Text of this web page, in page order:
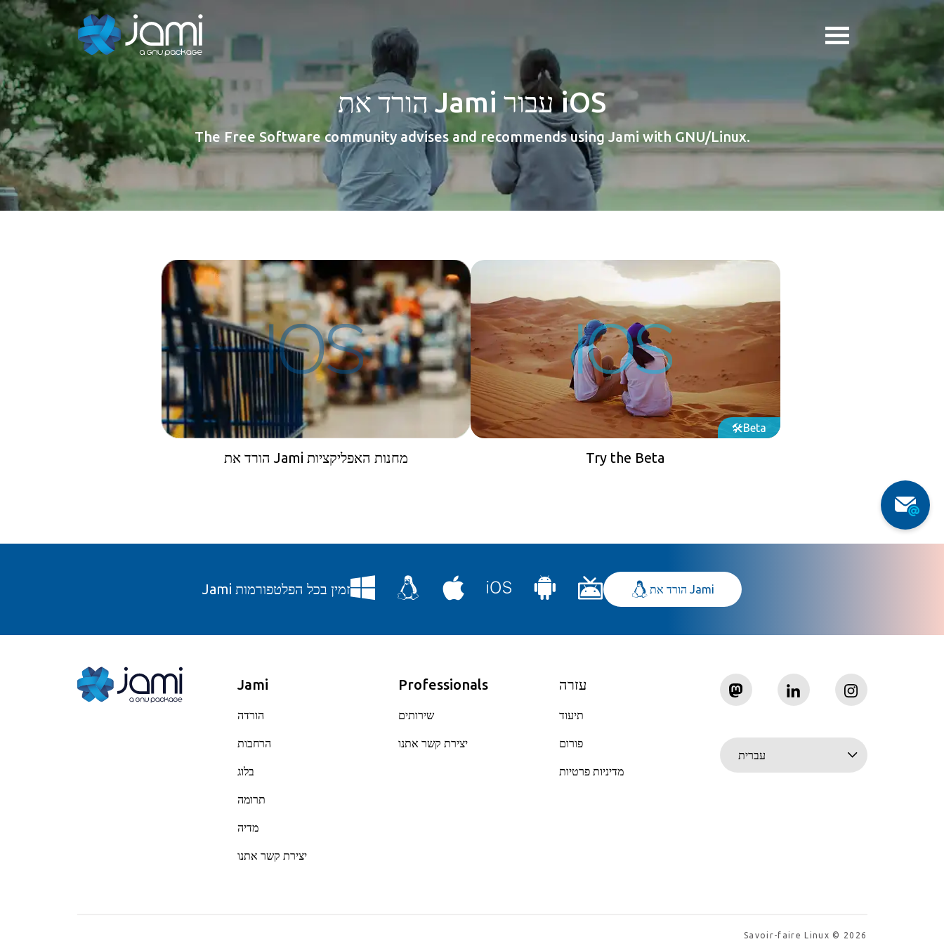
הורד את Jami עבור iOS
The Free Software community advises and recommends using Jami with GNU/Linux.
הורד את Jami מחנות האפליקציות Try the Beta
Beta
Jami זמין בכל הפלטפורמות הורד את Jami
Jami
הורדה
הרחבות
בלוג
תרומה
מדיה
יצירת קשר אתנו
Professionals
שירותים
יצירת קשר אתנו
עזרה
תיעוד
פורום
מדיניות פרטיות
עברית
Savoir-faire Linux © 2026